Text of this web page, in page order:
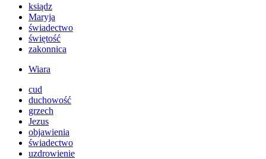
ksiądz
Maryja
świadectwo
świętość
zakonnica
Wiara
cud
duchowość
grzech
Jezus
objawienia
świadectwo
uzdrowienie